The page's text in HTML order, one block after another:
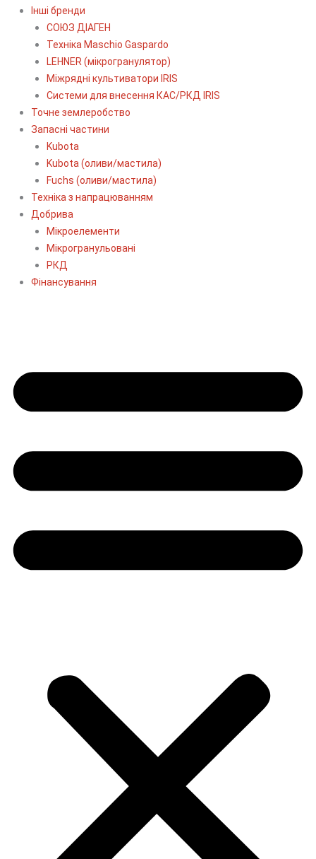
Інші бренди
СОЮЗ ДІАГЕН
Техніка Maschio Gaspardo
LEHNER (мікрогранулятор)
Міжрядні культиватори IRIS
Системи для внесення КАС/РКД IRIS
Точне землеробство
Запасні частини
Kubota
Kubota (оливи/мастила)
Fuchs (оливи/мастила)
Техніка з напрацюванням
Добрива
Мікроелементи
Мікрогранульовані
РКД
Фінансування